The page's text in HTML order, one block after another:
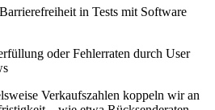
in Tests mit Software
oder Fehlerraten durch User
Verkaufszahlen koppeln wir an